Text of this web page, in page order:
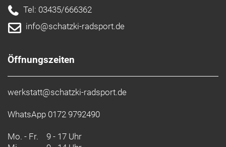
Tel: 03435/666362
info@schatzki-radsport.de
Öffnungszeiten
werkstatt@schatzki-radsport.de
WhatsApp 0172 9792490
Mo. - Fr. 9 - 17 Uhr